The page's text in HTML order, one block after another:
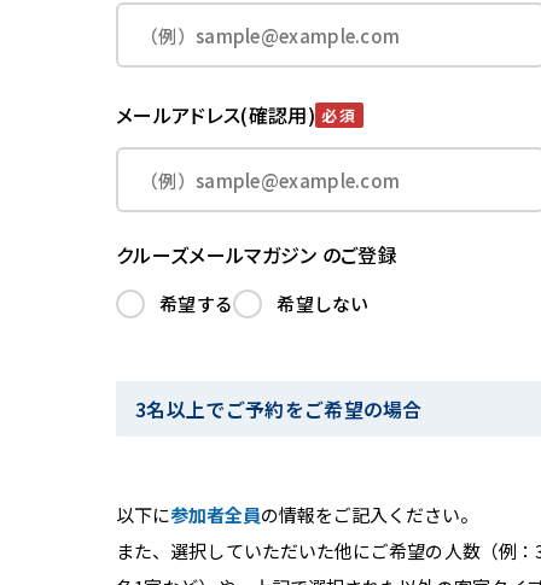
メールアドレス(確認用) 必須
クルーズメールマガジン のご登録
希望する 希望しない
3名以上でご予約をご希望の場合
以下に参加者全員の情報をご記入ください。
また、選択していただいた他にご希望の人数（例：